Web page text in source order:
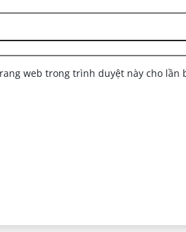
web trong trình duyệt này cho lần